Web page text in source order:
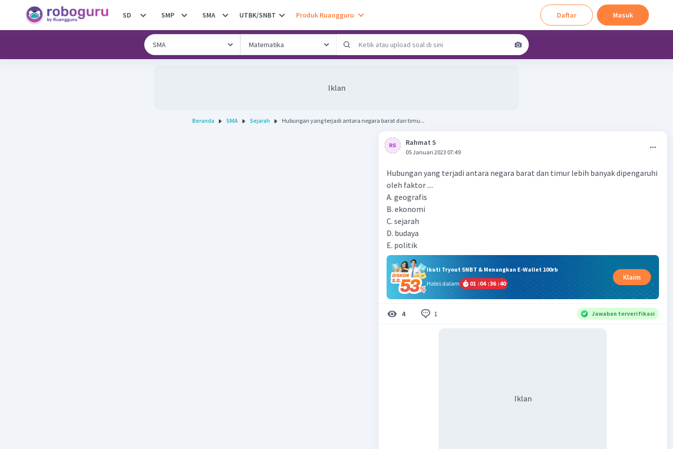
SD SMP SMA UTBK/SNBT Produk Ruangguru Daftar Masuk
Iklan
Beranda SMA Sejarah Hubungan yang terjadi antara negara barat dan timu...
Rahmat S
05 Januari 2023 07:49
Hubungan yang terjadi antara negara barat dan timur lebih banyak dipengaruhi
oleh faktor ....
A. geografis
B. ekonomi
C. sejarah
D. budaya
E. politik
Ikuti Tryout SNBT & Menangkan E-Wallet 100rb
Habis dalam
01 :04 :36 :39
Klaim
4 1 Jawaban terverifikasi
Iklan